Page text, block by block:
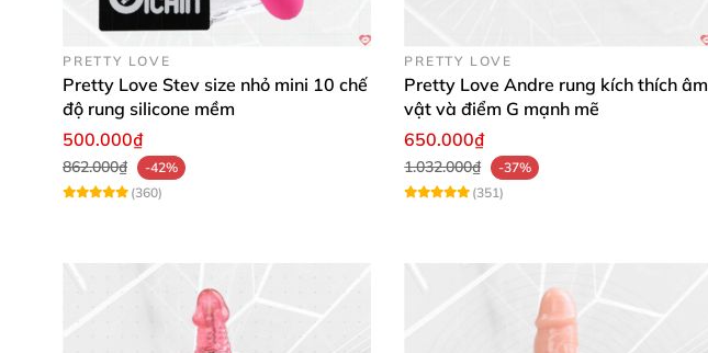
PRETTY LOVE
Pretty Love Stev size nhỏ mini 10 chế
độ rung silicone mềm
500.000₫
862.000₫
-42%
(360)
PRETTY LOVE
Pretty Love Andre rung kích thích âm
vật và điểm G mạnh mẽ
650.000₫
1.032.000₫
-37%
(351)